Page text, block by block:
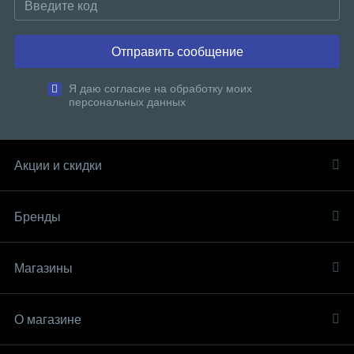
Отправить сообщение
Я даю согласие на обработку моих
персональных данных
Акции и скидки
Бренды
Магазины
О магазине